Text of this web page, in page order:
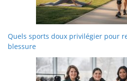
Quels sports doux privilégier pour
blessure